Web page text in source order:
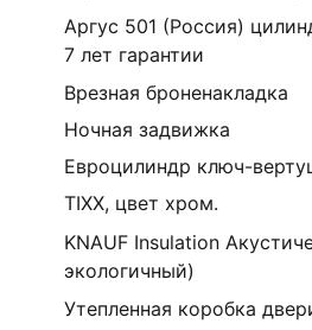
Аргус 501 (Россия)
7 лет гарантии
Врезная броненакладка
Ночная задвижка
Евроцилиндр ключ-
TIXX, цвет хром.
KNAUF Insulation
экологичный)
Утепленная коробка